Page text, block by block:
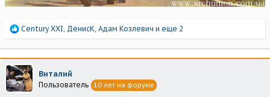
Р
а
к
ц
и
и
Century XXI ДенисК Адам Козлевич и еще 2
Виталий
Пользователь 10 лет на форуме